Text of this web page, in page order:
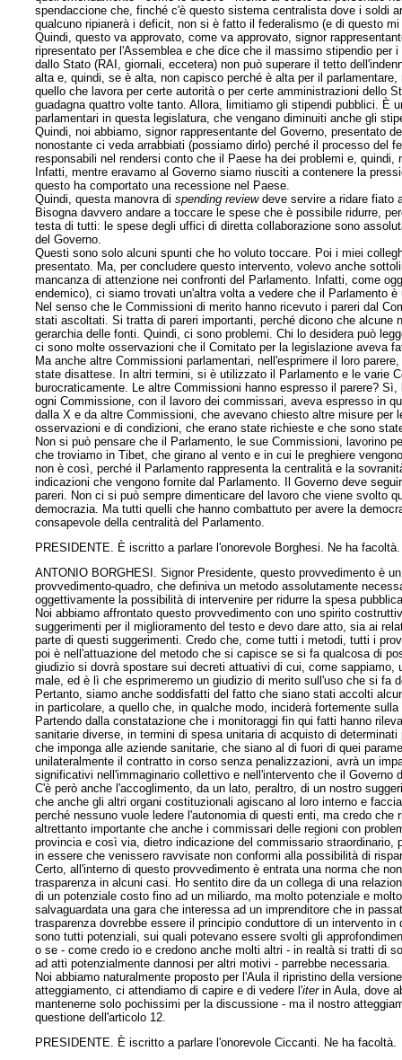
spendaccione che, finché c'è questo sistema centralista dove i soldi
qualcuno ripianerà i deficit, non si è fatto il federalismo (e di questo
Quindi, questo va approvato, come va approvato, signor
ripresentato per l'Assemblea e che dice che il massimo stipendio
dallo Stato (RAI, giornali, eccetera) non può superare il tetto
alta e, quindi, se è alta, non capisco perché è alta per il
quello che lavora per certe autorità o per certe amministrazioni dello
guadagna quattro volte tanto. Allora, limitiamo gli stipendi pubblici. È
parlamentari in questa legislatura, che vengano diminuiti anche gli
Quindi, noi abbiamo, signor rappresentante del Governo, presentato
nonostante ci veda arrabbiati (possiamo dirlo) perché il processo del
responsabili nel rendersi conto che il Paese ha dei problemi e,
Infatti, mentre eravamo al Governo siamo riusciti a contenere la
questo ha comportato una recessione nel Paese.
Quindi, questa manovra dispending reviewdeve servire a ridare fiato
Bisogna davvero andare a toccare le spese che è possibile ridurre,
testa di tutti: le spese degli uffici di diretta collaborazione sono
del Governo.
Questi sono solo alcuni spunti che ho voluto toccare. Poi i miei
presentato. Ma, per concludere questo intervento, volevo anche
mancanza di attenzione nei confronti del Parlamento. Infatti, come
endemico), ci siamo trovati un'altra volta a vedere che il Parlamento
Nel senso che le Commissioni di merito hanno ricevuto i pareri dal
stati ascoltati. Si tratta di pareri importanti, perché dicono che
gerarchia delle fonti. Quindi, ci sono problemi. Chi lo desidera può
ci sono molte osservazioni che il Comitato per la legislazione aveva
Ma anche altre Commissioni parlamentari, nell'esprimere il loro
state disattese. In altri termini, si è utilizzato il Parlamento e le varie
burocraticamente. Le altre Commissioni hanno espresso il parere?
ogni Commissione, con il lavoro dei commissari, aveva espresso in
dalla X e da altre Commissioni, che avevano chiesto altre misure
osservazioni e di condizioni, che erano state richieste e che sono
Non si può pensare che il Parlamento, le sue Commissioni, lavorino
che troviamo in Tibet, che girano al vento e in cui le preghiere
non è così, perché il Parlamento rappresenta la centralità e la
indicazioni che vengono fornite dal Parlamento. Il Governo deve
pareri. Non ci si può sempre dimenticare del lavoro che viene svolto
democrazia. Ma tutti quelli che hanno combattuto per avere la
consapevole della centralità del Parlamento.
PRESIDENTE. È iscritto a parlare l'onorevole Borghesi. Ne ha facoltà.
ANTONIO BORGHESI. Signor Presidente, questo provvedimento è
provvedimento-quadro, che definiva un metodo assolutamente
oggettivamente la possibilità di intervenire per ridurre la spesa
Noi abbiamo affrontato questo provvedimento con uno spirito
suggerimenti per il miglioramento del testo e devo dare atto, sia ai
parte di questi suggerimenti. Credo che, come tutti i metodi, tutti i
poi è nell'attuazione del metodo che si capisce se si fa qualcosa di
giudizio si dovrà spostare sui decreti attuativi di cui, come
male, ed è lì che esprimeremo un giudizio di merito sull'uso che si fa
Pertanto, siamo anche soddisfatti del fatto che siano stati accolti
in particolare, a quello che, in qualche modo, inciderà fortemente
Partendo dalla constatazione che i monitoraggi fin qui fatti hanno
sanitarie diverse, in termini di spesa unitaria di acquisto di
che imponga alle aziende sanitarie, che siano al di fuori di quei
unilateralmente il contratto in corso senza penalizzazioni, avrà un
significativi nell'immaginario collettivo e nell'intervento che il Governo
C'è però anche l'accoglimento, da un lato, peraltro, di un nostro
che anche gli altri organi costituzionali agiscano al loro interno e
perché nessuno vuole ledere l'autonomia di questi enti, ma credo
altrettanto importante che anche i commissari delle regioni con
provincia e così via, dietro indicazione del commissario
in essere che venissero ravvisate non conformi alla possibilità di
Certo, all'interno di questo provvedimento è entrata una norma che
trasparenza in alcuni casi. Ho sentito dire da un collega di una
di un potenziale costo fino ad un miliardo, ma molto potenziale e
salvaguardata una gara che interessa ad un imprenditore che in
trasparenza dovrebbe essere il principio conduttore di un intervento
sono tutti potenziali, sui quali potevano essere svolti gli
o se - come credo io e credono anche molti altri - in realtà si tratti di
ad atti potenzialmente dannosi per altri motivi - parrebbe necessaria.
Noi abbiamo naturalmente proposto per l'Aula il ripristino della
atteggiamento, ci attendiamo di capire e di vedere l'iterin Aula, dove
mantenerne solo pochissimi per la discussione - ma il nostro
questione dell'articolo 12.
PRESIDENTE. È iscritto a parlare l'onorevole Ciccanti. Ne ha facoltà.